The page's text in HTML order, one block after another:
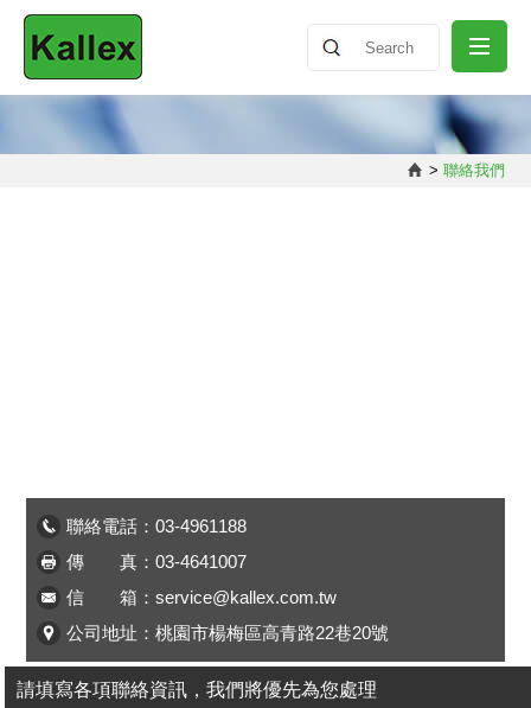
ENGLISH
簡中 繁體
> 聯絡我們
聯絡電話：03-4961188
傳 真：03-4641007
信 箱：service@kallex.com.tw
公司地址：桃園市楊梅區高青路22巷20號
請填寫各項聯絡資訊，我們將優先為您處理